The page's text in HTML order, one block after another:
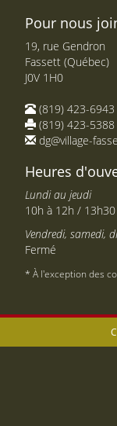
Pour nous
19, rue Gendron
Fassett (Québec)
J0V 1H0
(819) 423-6943
(819) 423-5388
dg@village-
Heures
Lundi au jeudi
10h à 12h /
Vendredi, samedi,
Fermé
* À l'exception des